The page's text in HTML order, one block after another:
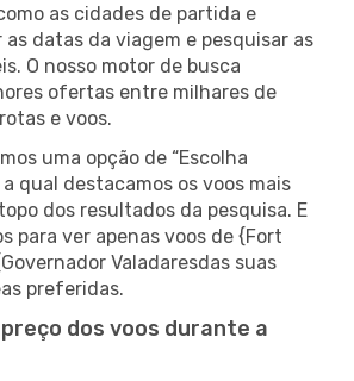
as cidades de partida e
datas da viagem e pesquisar as
O nosso motor de busca
ofertas entre milhares de
e voos.
uma opção de “Escolha
qual destacamos os voos mais
dos resultados da pesquisa. E
para ver apenas voos de {Fort
Valadaresdas suas
preferidas.
dos voos durante a